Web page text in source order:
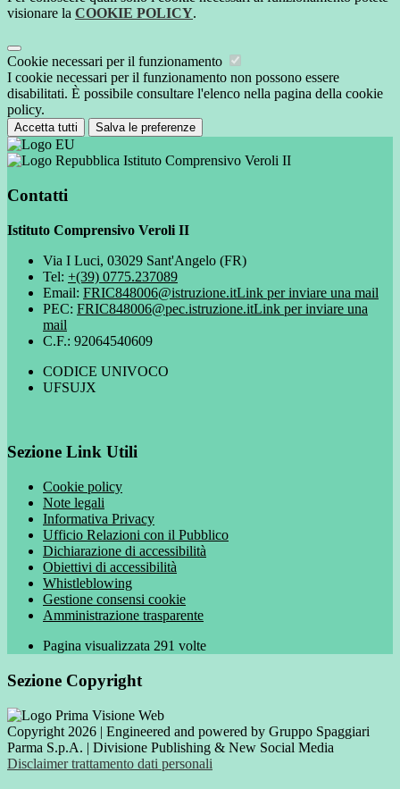
visionare la COOKIE POLICY.
Cookie necessari per il funzionamento
I cookie necessari per il funzionamento non possono essere
disabilitati. È possibile consultare l'elenco nella pagina della cookie
policy.
Accetta tutti Salva le preferenze
Istituto Comprensivo Veroli II
Contatti
Istituto Comprensivo Veroli II
Via I Luci, 03029 Sant'Angelo (FR)
Tel: +(39) 0775.237089
Email: FRIC848006@istruzione.itLink per inviare una mail
PEC: FRIC848006@pec.istruzione.itLink per inviare una
mail
C.F.: 92064540609
CODICE UNIVOCO
UFSUJX
Sezione Link Utili
Cookie policy
Note legali
Informativa Privacy
Ufficio Relazioni con il Pubblico
Dichiarazione di accessibilità
Obiettivi di accessibilità
Whistleblowing
Gestione consensi cookie
Amministrazione trasparente
Pagina visualizzata 291 volte
Sezione Copyright
Copyright 2026 | Engineered and powered by Gruppo Spaggiari
Parma S.p.A. | Divisione Publishing & New Social Media
Disclaimer trattamento dati personali